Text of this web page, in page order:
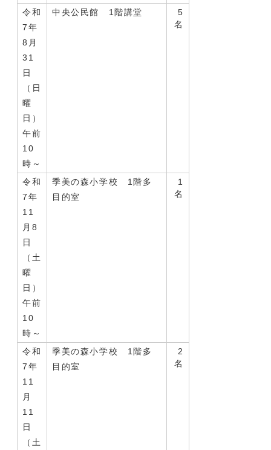
令和
7年
8月
31
日
（日
曜
日）
午前
10
時～
中央公民館 1階講堂
5
名
令和
7年
11
月8
日
（土
曜
日）
午前
10
時～
季美の森小学校 1階多
目的室
1
名
令和
7年
11
月
11
日
（土
季美の森小学校 1階多
目的室
2
名